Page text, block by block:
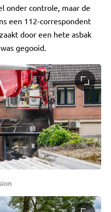
onder controle, maar de
een 112-correspondent
door een hete asbak
gegooid.